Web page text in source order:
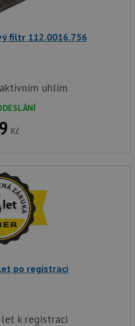
filtr 112.0016.756
uhlím
Kč
po registraci
let k registraci